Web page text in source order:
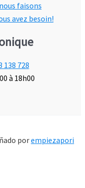
faisons
avez besoin!
138 728
à 18h00
porempiezapori